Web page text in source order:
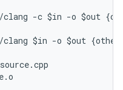
-c $in -o $out
$in -o $out {other